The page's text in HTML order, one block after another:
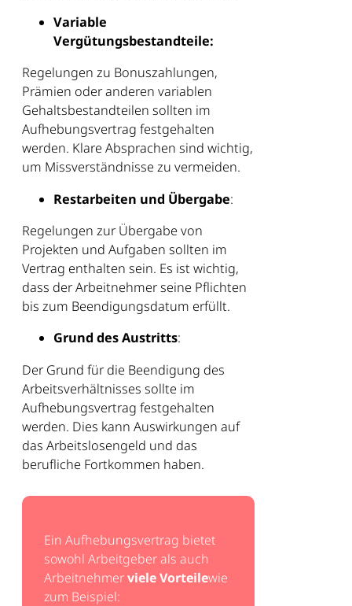
Variable
Vergütungsbestandteile:
Regelungen zu Bonuszahlungen,
Prämien oder anderen variablen
Gehaltsbestandteilen sollten im
Aufhebungsvertrag festgehalten
werden. Klare Absprachen sind wichtig,
um Missverständnisse zu vermeiden.
Restarbeiten und Übergabe:
Regelungen zur Übergabe von
Projekten und Aufgaben sollten im
Vertrag enthalten sein. Es ist wichtig,
dass der Arbeitnehmer seine Pflichten
bis zum Beendigungsdatum erfüllt.
Grund des Austritts:
Der Grund für die Beendigung des
Arbeitsverhältnisses sollte im
Aufhebungsvertrag festgehalten
werden. Dies kann Auswirkungen auf
das Arbeitslosengeld und das
berufliche Fortkommen haben.
Ein Aufhebungsvertrag bietet
sowohl Arbeitgeber als auch
Arbeitnehmerviele Vorteilewie
zum Beispiel: